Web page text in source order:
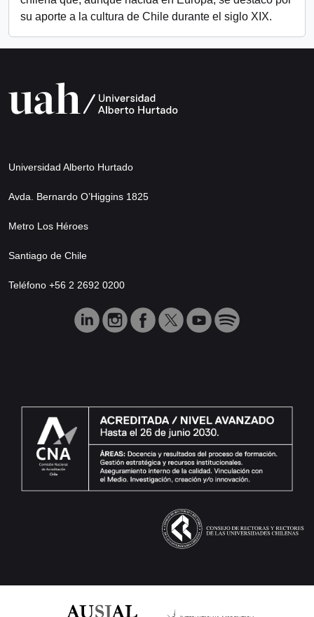
su aporte a la cultura de Chile durante el siglo XIX.
Universidad Alberto Hurtado
Avda. Bernardo O’Higgins 1825
Metro Los Héroes
Santiago de Chile
Teléfono +56 2 2692 0200